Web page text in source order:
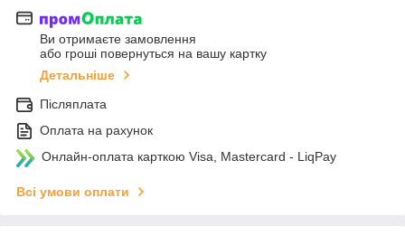
Ви отримаєте замовлення
або гроші повернуться на вашу картку
Детальніше
Післяплата
Оплата на рахунок
Онлайн-оплата карткою Visa, Mastercard - LiqPay
Всі умови оплати